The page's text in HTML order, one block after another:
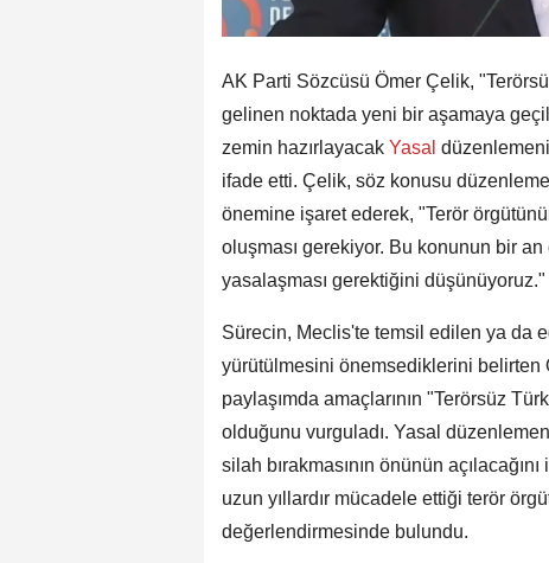
AK Parti Sözcüsü Ömer Çelik,
gelinen noktada yeni bir aşamaya
zemin hazırlayacak Yasal
ifade etti. Çelik, söz konusu
önemine işaret ederek, "Terör
oluşması gerekiyor. Bu konunun bir
yasalaşması gerektiğini düşünüyoruz."
Sürecin, Meclis'te temsil edilen ya da
yürütülmesini önemsediklerini belirten
paylaşımda amaçlarının "Terörsüz
olduğunu vurguladı. Yasal
silah bırakmasının önünün
uzun yıllardır mücadele ettiği terör
değerlendirmesinde bulundu.